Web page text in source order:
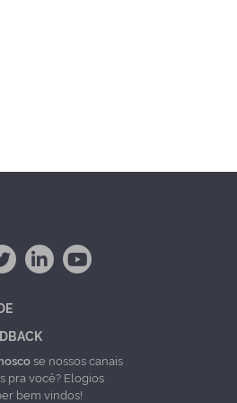
se nossos canais
pra você? Elogios
bem vindos!